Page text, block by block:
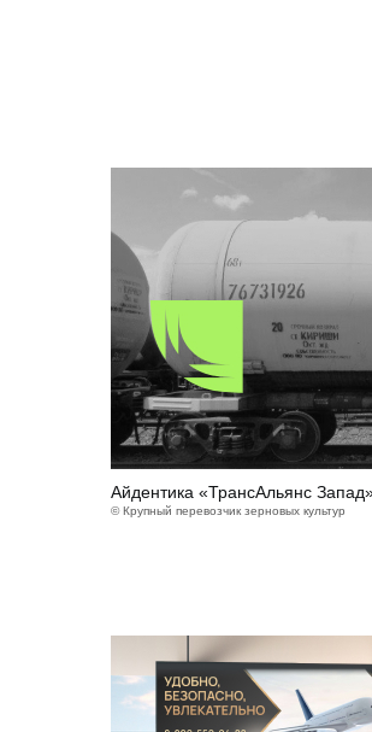
Айдентика «ТрансАльянс
© Крупный перевозчик зерновых культур